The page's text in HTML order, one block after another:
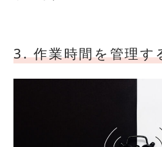
3. 作業時間を管理す